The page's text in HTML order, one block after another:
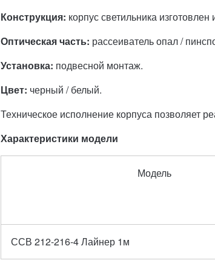
Конструкция: корпус светильника
Оптическая часть: рассеиватель опал /
Установка: подвесной монтаж.
Цвет: черный / белый.
Техническое исполнение корпуса позволяет
Характеристики модели
Модель
ССВ 212-216-4 Лайнер 1м